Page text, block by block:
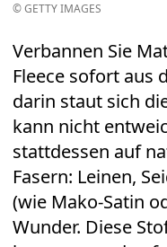
© GETTY IMAGES
Verbannen Sie
Fleece sofort aus
darin staut sich
kann nicht
stattdessen auf
Fasern: Leinen,
(wie Mako-Satin
Wunder. Diese